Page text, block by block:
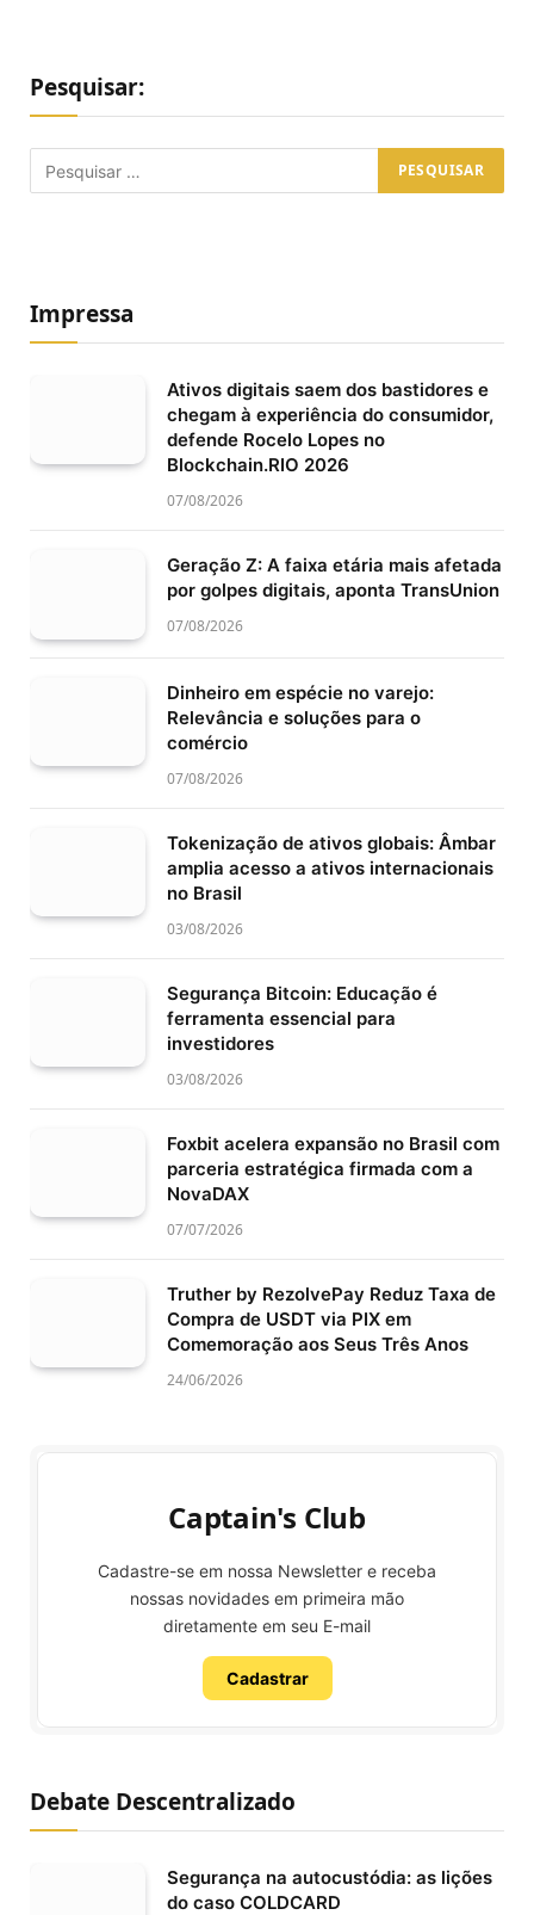
Pesquisar:
Impressa
Ativos digitais saem dos bastidores e
chegam à experiência do consumidor,
defende Rocelo Lopes no
Blockchain.RIO 2026
07/08/2026
Geração Z: A faixa etária mais afetada
por golpes digitais, aponta TransUnion
07/08/2026
Dinheiro em espécie no varejo:
Relevância e soluções para o
comércio
07/08/2026
Tokenização de ativos globais: Âmbar
amplia acesso a ativos internacionais
no Brasil
03/08/2026
Segurança Bitcoin: Educação é
ferramenta essencial para
investidores
03/08/2026
Foxbit acelera expansão no Brasil com
parceria estratégica firmada com a
NovaDAX
07/07/2026
Truther by RezolvePay Reduz Taxa de
Compra de USDT via PIX em
Comemoração aos Seus Três Anos
24/06/2026
Captain's Club
Cadastre-se em nossa Newsletter e receba
nossas novidades em primeira mão
diretamente em seu E-mail
Cadastrar
Debate Descentralizado
Segurança na autocustódia: as lições
do caso COLDCARD